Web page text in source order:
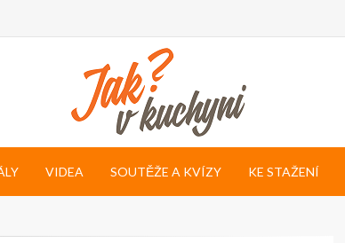
VIDEA SOUTĚŽE A KVÍZY KE STAŽENÍ